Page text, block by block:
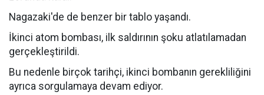
Nagazaki'de de benzer bir tablo yaşandı.
İkinci atom bombası, ilk saldırının şoku atlatılamadan
gerçekleştirildi.
Bu nedenle birçok tarihçi, ikinci bombanın gerekliliğini
ayrıca sorgulamaya devam ediyor.